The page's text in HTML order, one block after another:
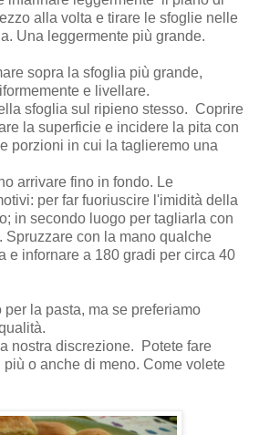
alla volta e tirare le sfoglie nelle
Una leggermente più grande.
sopra la sfoglia più grande,
e livellare.
sfoglia sul ripieno stesso. Coprire
la superficie e incidere la pita con
porzioni in cui la taglieremo una
arrivare fino in fondo. Le
per far fuoriuscire l'imidità della
in secondo luogo per tagliarla con
Spruzzare con la mano qualche
e infornare a 180 gradi per circa 40
per la pasta, ma se preferiamo
nostra discrezione. Potete fare
o anche di meno. Come volete